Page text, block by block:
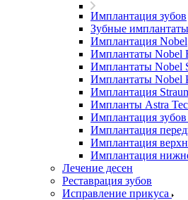
Имплантация зубов
Зубные имплантаты
Имплантация Nobel
Имплантаты Nobel
Имплантаты Nobel
Имплантаты Nobel
Имплантация
Импланты Astra
Имплантация
Имплантация
Имплантация
Имплантация
Лечение десен
Реставрация зубов
Исправление прикуса